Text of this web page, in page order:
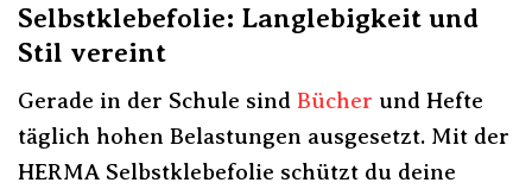
Selbstklebefolie: Langlebigkeit und
Stil vereint
Gerade in der Schule sind Bücher und Hefte
täglich hohen Belastungen ausgesetzt. Mit der
HERMA Selbstklebefolie schützt du deine